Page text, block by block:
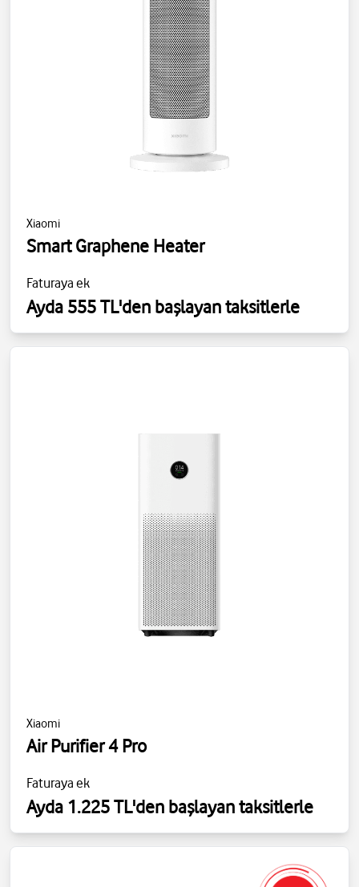
Xiaomi
Smart Graphene Heater
Faturaya ek
Ayda 555 TL'den başlayan taksitlerle
Xiaomi
Air Purifier 4 Pro
Faturaya ek
Ayda 1.225 TL'den başlayan taksitlerle